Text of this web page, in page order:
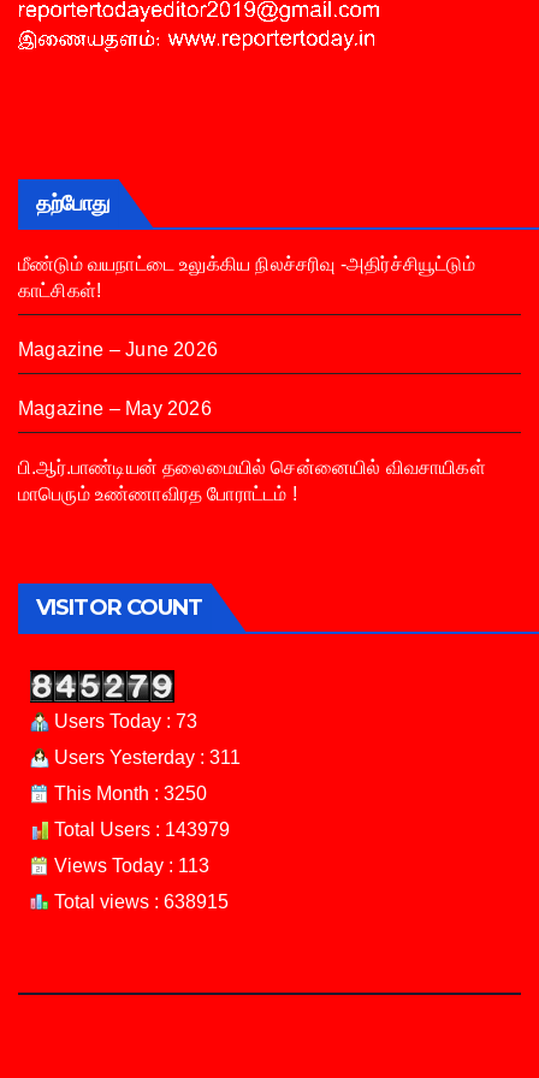
தற்போது
மீண்டும் வயநாட்டை உலுக்கிய நிலச்சரிவு -அதிர்ச்சியூட்டும்
காட்சிகள்!
Magazine – June 2026
Magazine – May 2026
பி.ஆர்.பாண்டியன் தலைமையில் சென்னையில் விவசாயிகள்
மாபெரும் உண்ணாவிரத போராட்டம் !
VISITOR COUNT
Users Today : 73
Users Yesterday : 311
This Month : 3250
Total Users : 143979
Views Today : 113
Total views : 638915